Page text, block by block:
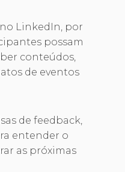
LinkedIn, por
possam
conteúdos,
de eventos
de feedback,
entender o
as próximas